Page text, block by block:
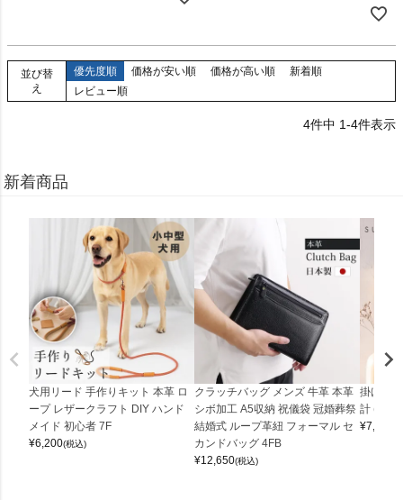
並び替
え
優先度順 価格が安い順 価格が高い順
新着順
レビュー順
4件中 1-4件表示
新着商品
犬用リード 手作りキット 本革 ロ
ープ レザークラフト DIY ハンド
メイド 初心者 7F
¥6,200(税込)
クラッチバッグ メンズ 牛革 本革
シボ加工 A5収納 祝儀袋 冠婚葬祭
結婚式 ループ革紐 フォーマル セ
カンドバッグ 4FB
¥12,650(税込)
掛け時
計
¥7,150